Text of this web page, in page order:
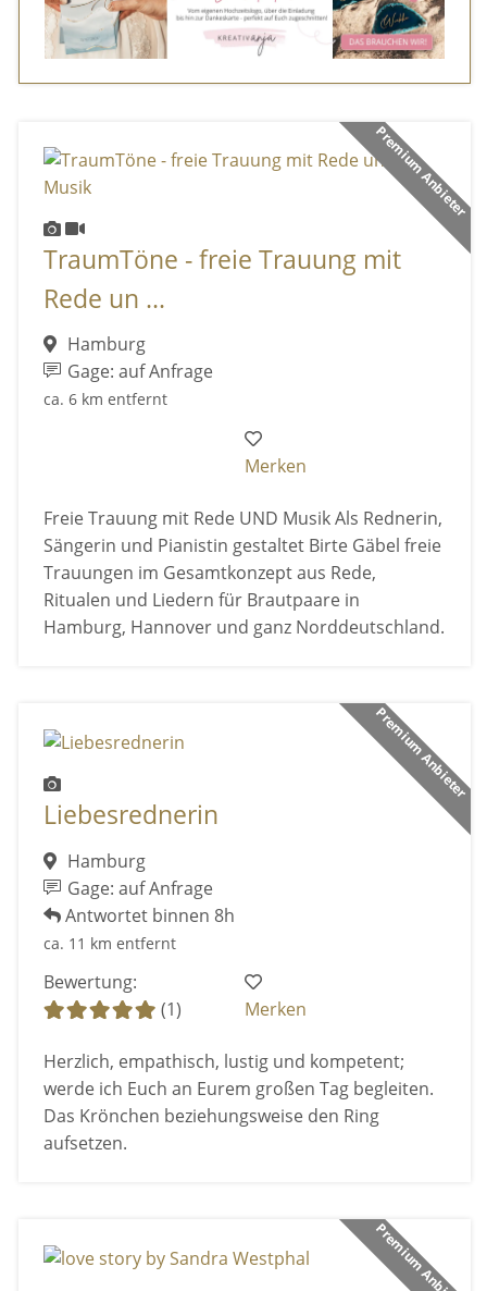
Premium Anbieter
TraumTöne - freie Trauung mit
Rede un ...
Hamburg
Gage: auf Anfrage
ca. 6 km entfernt
Merken
Freie Trauung mit Rede UND Musik Als Rednerin,
Sängerin und Pianistin gestaltet Birte Gäbel freie
Trauungen im Gesamtkonzept aus Rede,
Ritualen und Liedern für Brautpaare in
Hamburg, Hannover und ganz Norddeutschland.
Premium Anbieter
Liebesrednerin
Hamburg
Gage: auf Anfrage
Antwortet binnen 8h
ca. 11 km entfernt
Bewertung:
(1)
Merken
Herzlich, empathisch, lustig und kompetent;
werde ich Euch an Eurem großen Tag begleiten.
Das Krönchen beziehungsweise den Ring
aufsetzen.
Premium Anbieter